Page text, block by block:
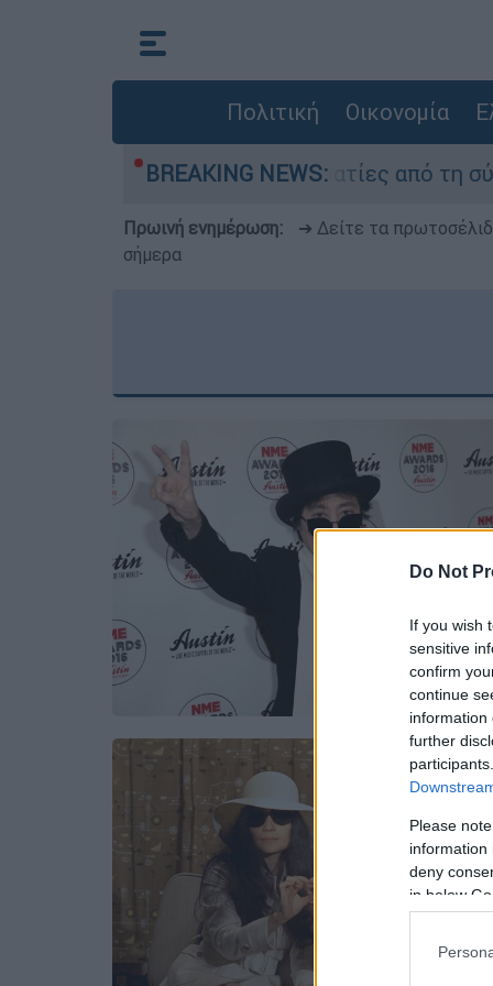
Do Not
If you wish
sensitive
confirm
continue
information
further
Please
information
deny
in below
Πολιτική Οικονομία
BREAKING NEWS:
κατέθεσαν οι δύο τραυματίες από τη
Πρωινή ενημέρωση: ➔ Δείτε τα
σήμερα